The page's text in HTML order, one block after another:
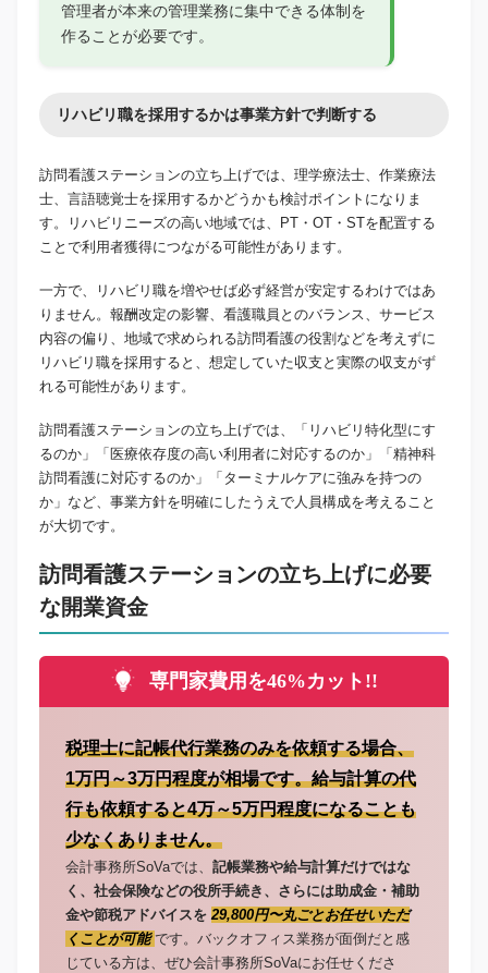
管理者が本来の管理業務に集中できる体制を
作ることが必要です。
リハビリ職を採用するかは事業方針で判断する
訪問看護ステーションの立ち上げでは、理学療法士、作業療法
士、言語聴覚士を採用するかどうかも検討ポイントになりま
す。リハビリニーズの高い地域では、PT・OT・STを配置する
ことで利用者獲得につながる可能性があります。
一方で、リハビリ職を増やせば必ず経営が安定するわけではあ
りません。報酬改定の影響、看護職員とのバランス、サービス
内容の偏り、地域で求められる訪問看護の役割などを考えずに
リハビリ職を採用すると、想定していた収支と実際の収支がず
れる可能性があります。
訪問看護ステーションの立ち上げでは、「リハビリ特化型にす
るのか」「医療依存度の高い利用者に対応するのか」「精神科
訪問看護に対応するのか」「ターミナルケアに強みを持つの
か」など、事業方針を明確にしたうえで人員構成を考えること
が大切です。
訪問看護ステーションの立ち上げに必要
な開業資金
専門家費用を46%カット!!
税理士に記帳代行業務のみを依頼する場合、
1万円～3万円程度が相場です。給与計算の代
行も依頼すると4万～5万円程度になることも
少なくありません。
会計事務所SoVaでは、 記帳業務や給与計算だけではな
く、社会保険などの役所手続き、さらには助成金・補助
金や節税アドバイスを29,800円〜丸ごとお任せいただ
くことが可能です。バックオフィス業務が面倒だと感
じている方は、ぜひ会計事務所SoVaにお任せくださ